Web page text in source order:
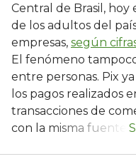
Central de Brasil, hoy
de los adultos del
empresas, según
El fenómeno
entre personas. Pix
los pagos realizados
transacciones de
con la misma fuente.